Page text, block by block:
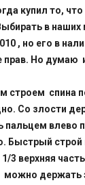
купил то,
в наших
, но его в
прав. Но думаю
строем спина
Со злости
пальцем влево
Быстрый строй
3 верхняя
можно держать